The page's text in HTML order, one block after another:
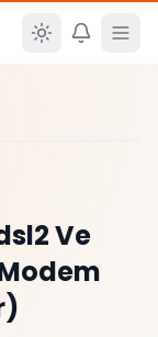
Ve